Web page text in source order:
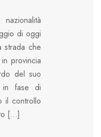
di oggi
strada che
provincia
del suo
in fase di
il controllo
[…]